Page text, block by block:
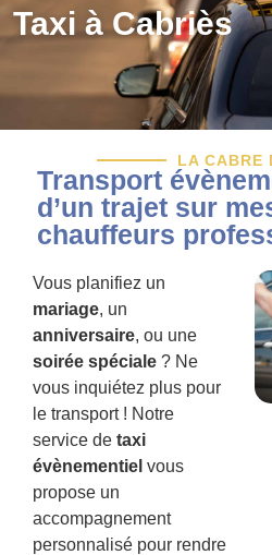
Taxi à Cabriès
LA CABRE
Transport
d’un trajet sur
chauffeurs
Vous planifiez un
mariage, un
anniversaire, ou une
soirée spéciale ? Ne
vous inquiétez plus pour
le transport ! Notre
service de taxi
évènementiel vous
propose un
accompagnement
personnalisé pour rendre